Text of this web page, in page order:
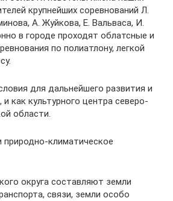
крупнейших соревнований Л.
А. Жуйкова, Е. Вальваса, И.
в городе проходят облатсные и
по полиатлону, легкой
для дальнейшего развития и
как культурного центра северо-
области.
природно-климатическое
округа составляют земли
связи, земли особо